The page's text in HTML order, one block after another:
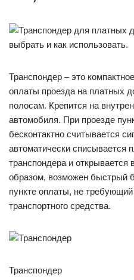
Транспондер – это
оплаты проезда на платных
полосам. Крепится на
автомобиля. При проезде
бесконтактно считывается
автоматически списывается
транспондера и
образом, возможен быстрый
пункте оплаты, не
транспортного средства.
Транспондер